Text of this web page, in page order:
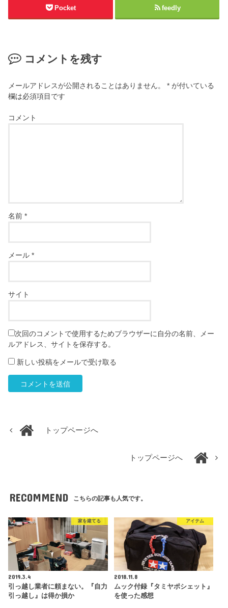
Pocket feedly
コメントを残す
メールアドレスが公開されることはありません。 * が付いている
欄は必須項目です
コメント
名前*
メール*
サイト
次回のコメントで使用するためブラウザーに自分の名前、メー
ルアドレス、サイトを保存する。
新しい投稿をメールで受け取る
トップページへ
トップページへ
RECOMMEND こちらの記事も人気です。
家を建てる
2019.3.4
引っ越し業者に頼まない。『自力
引っ越し』は得か損か
アイテム
2018.11.8
ムック付録『タミヤポシェット』
を使った感想